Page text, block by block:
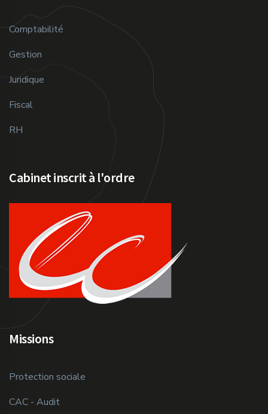
Comptabilité
Gestion
Juridique
Fiscal
RH
Missions
Protection sociale
CAC - Audit
Cabinet inscrit à l'ordre